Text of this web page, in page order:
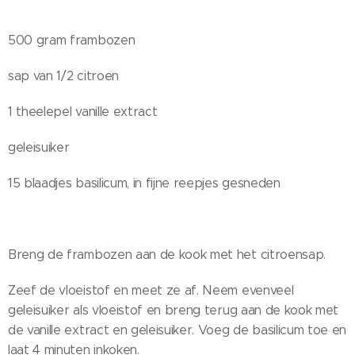
500 gram frambozen
sap van 1/2 citroen
1 theelepel vanille extract
geleisuiker
15 blaadjes basilicum, in fijne reepjes gesneden
Breng de frambozen aan de kook met het citroensap.
Zeef de vloeistof en meet ze af. Neem evenveel
geleisuiker als vloeistof en breng terug aan de kook met
de vanille extract en geleisuiker. Voeg de basilicum toe en
laat 4 minuten inkoken.